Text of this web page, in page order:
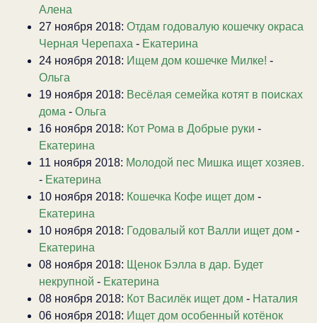
Алена
27 ноября 2018: Отдам годовалую кошечку окраса
Черная Черепаха - Екатерина
24 ноября 2018: Ищем дом кошечке Милке! -
Ольга
19 ноября 2018: Весёлая семейка котят в поисках
дома - Ольга
16 ноября 2018: Кот Рома в Добрые руки -
Екатерина
11 ноября 2018: Молодой пес Мишка ищет хозяев.
- Екатерина
10 ноября 2018: Кошечка Кофе ищет дом -
Екатерина
10 ноября 2018: Годовалый кот Валли ищет дом -
Екатерина
08 ноября 2018: Щенок Бэлла в дар. Будет
некрупной - Екатерина
08 ноября 2018: Кот Василёк ищет дом - Наталия
06 ноября 2018: Ищет дом особенный котёнок